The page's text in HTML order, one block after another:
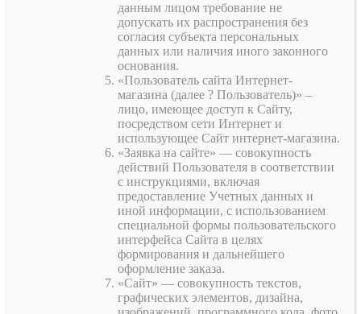
данным лицом требование не
допускать их распространения без
согласия субъекта персональных
данных или наличия иного законного
основания.
«Пользователь сайта Интернет-
магазина (далее ? Пользователь)» –
лицо, имеющее доступ к Сайту,
посредством сети Интернет и
использующее Сайт интернет-магазина.
«Заявка на сайте» — совокупность
действий Пользователя в соответствии
с инструкциями, включая
предоставление Учетных данных и
иной информации, с использованием
специальной формы пользовательского
интерфейса Сайта в целях
формирования и дальнейшего
оформление заказа.
«Сайт» — совокупность текстов,
графических элементов, дизайна,